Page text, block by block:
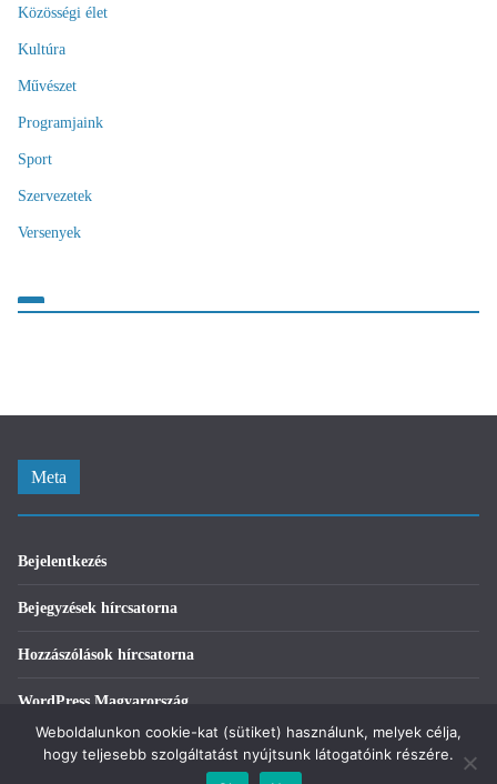
Közösségi élet
Kultúra
Művészet
Programjaink
Sport
Szervezetek
Versenyek
Meta
Bejelentkezés
Bejegyzések hírcsatorna
Hozzászólások hírcsatorna
WordPress Magyarország
Weboldalunkon cookie-kat (sütiket) használunk, melyek célja,
hogy teljesebb szolgáltatást nyújtsunk látogatóink részére.